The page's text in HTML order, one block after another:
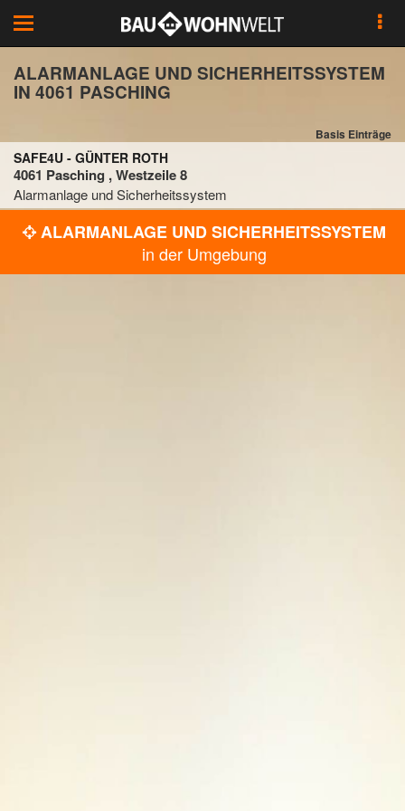
Toggle
navigation
ALARMANLAGE UND SICHERHEITSSYSTEM
IN 4061 PASCHING
Basis Einträge
SAFE4U - GÜNTER ROTH
4061 Pasching , Westzeile 8
Alarmanlage und Sicherheitssystem
ALARMANLAGE UND SICHERHEITSSYSTEM
in der Umgebung